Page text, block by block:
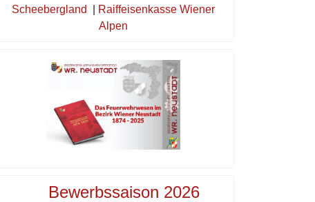
Scheebergland
Raiffeisenkasse Wiener
Alpen
Bewerbssaison 2026